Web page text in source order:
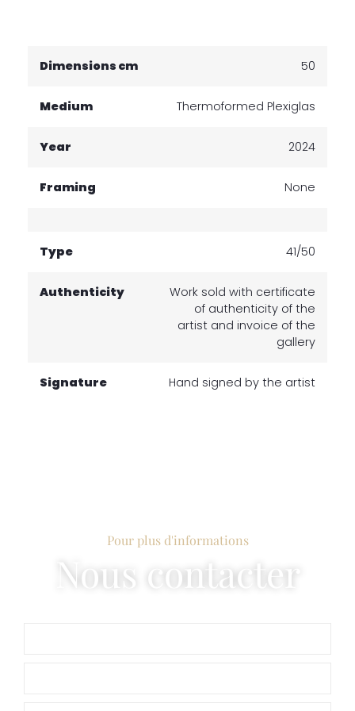
Dimensions cm 50
Medium Thermoformed Plexiglas
Year 2024
Framing None
Type 41/50
Authenticity
Work sold with certificate
of authenticity of the
artist and invoice of the
gallery
Signature Hand signed by the artist
Pour plus d'informations
Nous contacter